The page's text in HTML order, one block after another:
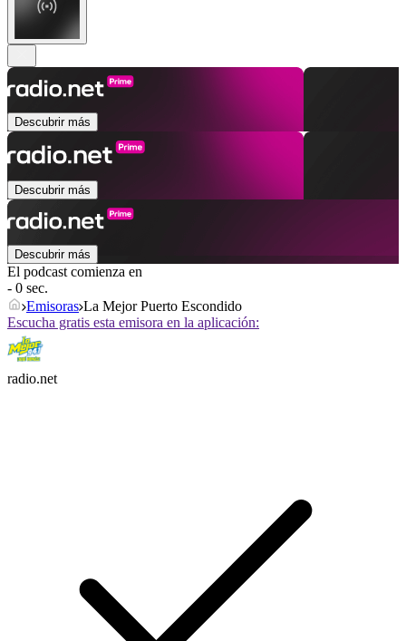
Descubrir más
Descubrir más
Descubrir más
El podcast comienza en
- 0 sec.
Emisoras La Mejor Puerto Escondido
Escucha gratis esta emisora en la aplicación:
radio.net